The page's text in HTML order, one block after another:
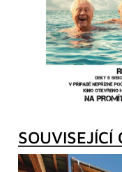
SOUVISEJÍCÍ